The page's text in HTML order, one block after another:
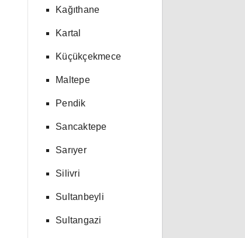
Kağıthane
Kartal
Küçükçekmece
Maltepe
Pendik
Sancaktepe
Sarıyer
Silivri
Sultanbeyli
Sultangazi